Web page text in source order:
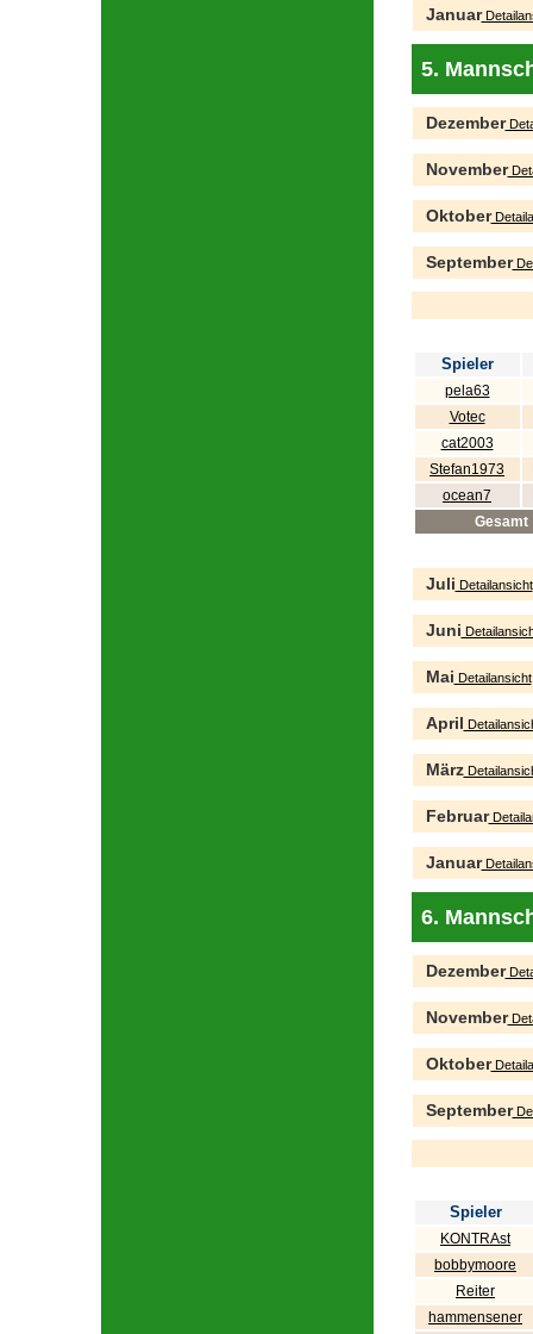
Januar
5.
Dezember
November
Oktober
September
Spieler
pela63
Votec
cat2003
Stefan1973
ocean7
Gesamt
Juli Detailansicht
Juni
Mai Detailansicht
April
März
Februar
Januar
6.
Dezember
November
Oktober
September
Spieler
KONTRAst
bobbymoore
Reiter
hammensener